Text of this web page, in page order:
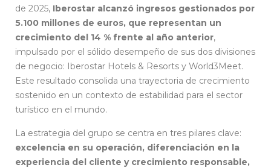
de 2025, Iberostar alcanzó ingresos gestionados por
5.100 millones de euros, que representan un
crecimiento del 14 % frente al año anterior,
impulsado por el sólido desempeño de sus dos divisiones
de negocio: Iberostar Hotels & Resorts y World3Meet.
Este resultado consolida una trayectoria de crecimiento
sostenido en un contexto de estabilidad para el sector
turístico en el mundo.
La estrategia del grupo se centra en tres pilares clave:
excelencia en su operación, diferenciación en la
experiencia del cliente y crecimiento responsable,